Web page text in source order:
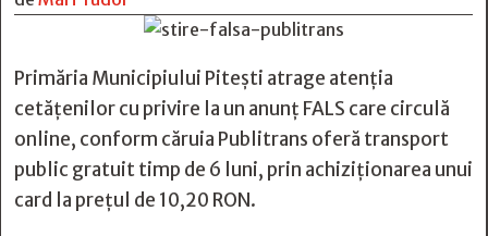
Primăria Municipiului Pitești atrage atenția
cetățenilor cu privire la un anunț FALS care circulă
online, conform căruia Publitrans oferă transport
public gratuit timp de 6 luni, prin achiziționarea unui
card la prețul de 10,20 RON.